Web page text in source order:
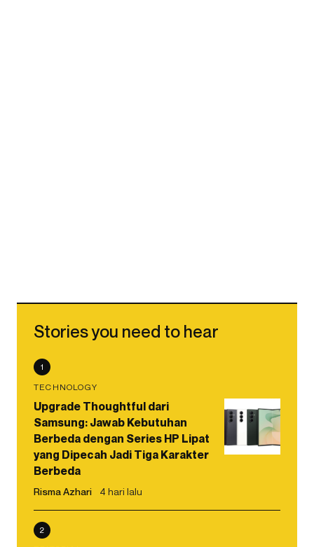
Stories you need to hear
1
TECHNOLOGY
Upgrade Thoughtful dari
Samsung: Jawab Kebutuhan
Berbeda dengan Series HP Lipat
yang Dipecah Jadi Tiga Karakter
Berbeda
Risma Azhari 4 hari lalu
2